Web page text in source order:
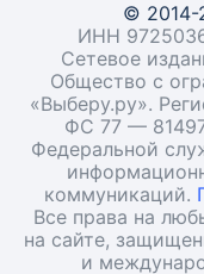
© 2014-
ИНН
Сетевое
Общество с
«Выберу.ру».
ФС 77 — 81497
Федеральной
коммуникаций.
Все права на
на сайте,
и